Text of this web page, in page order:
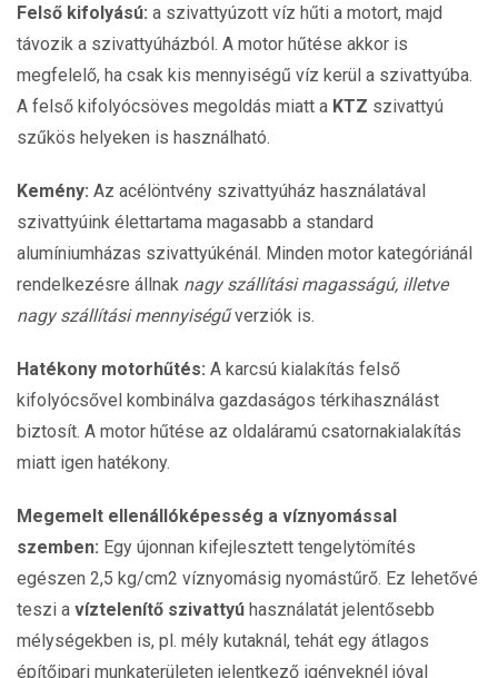
Felső kifolyású: a szivattyúzott víz hűti a motort, majd
távozik a szivattyúházból. A motor hűtése akkor is
megfelelő, ha csak kis mennyiségű víz kerül a szivattyúba.
A felső kifolyócsöves megoldás miatt a KTZ szivattyú
szűkös helyeken is használható.
Kemény: Az acélöntvény szivattyúház használatával
szivattyúink élettartama magasabb a standard
alumíniumházas szivattyúkénál. Minden motor kategóriánál
rendelkezésre állnak nagy szállítási magasságú, illetve
nagy szállítási mennyiségűverziók is.
Hatékony motorhűtés: A karcsú kialakítás felső
kifolyócsővel kombinálva gazdaságos térkihasználást
biztosít. A motor hűtése az oldaláramú csatornakialakítás
miatt igen hatékony.
Megemelt ellenállóképesség a víznyomással
szemben: Egy újonnan kifejlesztett tengelytömítés
egészen 2,5 kg/cm2 víznyomásig nyomástűrő. Ez lehetővé
teszi a víztelenítő szivattyú használatát jelentősebb
mélységekben is, pl. mély kutaknál, tehát egy átlagos
építőipari munkaterületen jelentkező igényeknél jóval